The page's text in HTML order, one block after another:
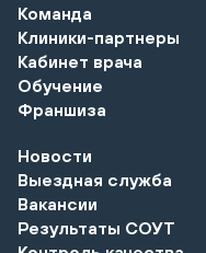
Команда
Клиники-партнеры
Кабинет врача
Обучение
Франшиза
Новости
Выездная служба
Вакансии
Результаты СОУТ